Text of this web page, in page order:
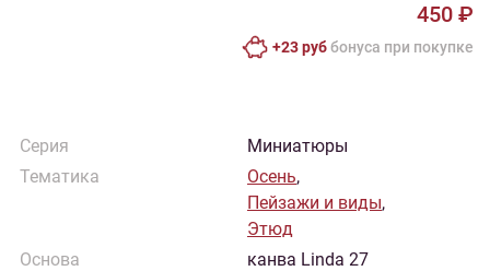
450 ₽
+23 руббонусa при покупке
Серия
Миниатюры
Тематика
Осень,
Пейзажи и виды,
Этюд
Основа
канва Linda 27